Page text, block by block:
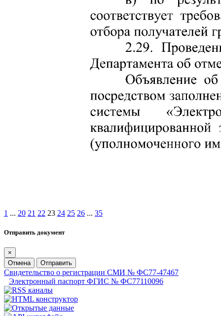
1 ... 20 21 22 23 24 25 26 ... 35
Отправить документ
×
Отмена
Отправить
Свидетельство о регистрации СМИ № ФС77-47467
Электронный паспорт ФГИС № ФС77110096